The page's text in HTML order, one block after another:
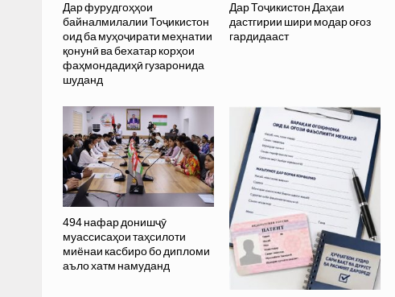
Дар фурудгоҳҳои
байналмилалии Тоҷикистон
оид ба муҳоҷирати меҳнатии
қонунӣ ва бехатар корҳои
фаҳмондадиҳӣ гузаронида
шуданд
Дар Тоҷикистон Даҳаи
дастгирии шири модар оғоз
гардидааст
494 нафар донишҷӯ
муассисаҳои таҳсилоти
миёнаи касбиро бо дипломи
аъло хатм намуданд